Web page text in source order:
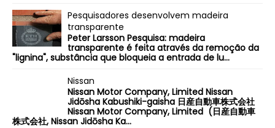
Pesquisadores desenvolvem madeira
transparente
Peter Larsson Pesquisa: madeira
transparente é feita através da remoção da
"lignina", substância que bloqueia a entrada de lu...
Nissan
Nissan Motor Company, Limited Nissan
Jidōsha Kabushiki-gaisha 日産自動車株式会社
Nissan Motor Company, Limited (日産自動車
株式会社, Nissan Jidōsha Ka...